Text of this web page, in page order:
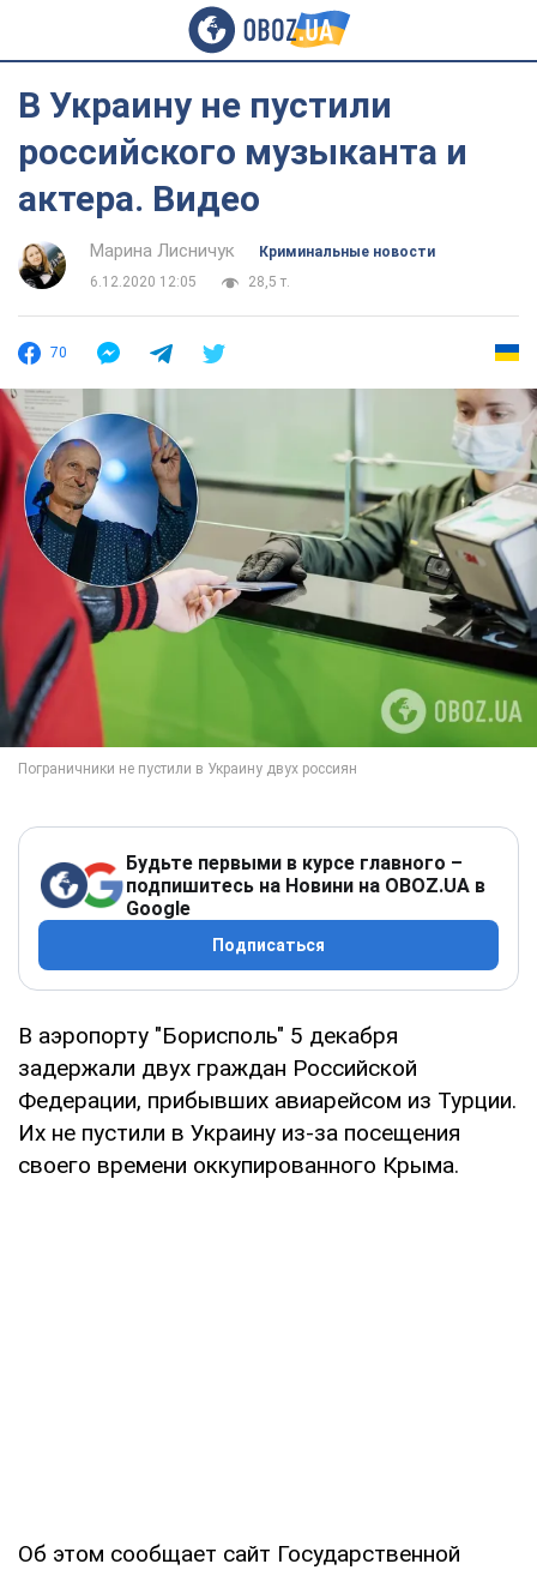
В Украину не пустили
российского музыканта и
актера. Видео
Марина Лисничук
Криминальные новости
6.12.2020 12:05
28,5 т.
70
Будьте первыми в курсе главного –
подпишитесь на Новини на OBOZ.UA в
Google
Подписаться
В аэропорту "Борисполь" 5 декабря
задержали двух граждан Российской
Федерации, прибывших авиарейсом из Турции.
Их не пустили в Украину из-за посещения
своего времени оккупированного Крыма.
Об этом сообщает сайт Государственной